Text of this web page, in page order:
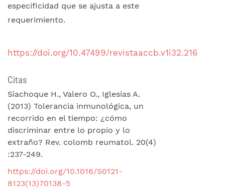
especificidad que se ajusta a este
requerimiento.
https://doi.org/10.47499/revistaaccb.v1i32.216
Citas
Siachoque H., Valero O., Iglesias A.
(2013) Tolerancia inmunológica, un
recorrido en el tiempo: ¿cómo
discriminar entre lo propio y lo
extraño? Rev. colomb reumatol. 20(4)
:237-249.
https://doi.org/10.1016/S0121-
8123(13)70138-5